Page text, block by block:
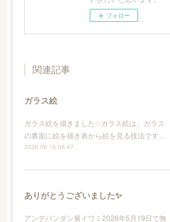
フォロー
関連記事
ガラス絵
ガラス絵を描きました✨ガラス絵は、ガラス
の裏面に絵を描き表から絵を見る技法です…
2026.06.16 06:47
ありがとうございました✨
アンデパンダン展イワミ2026年5月19日で無